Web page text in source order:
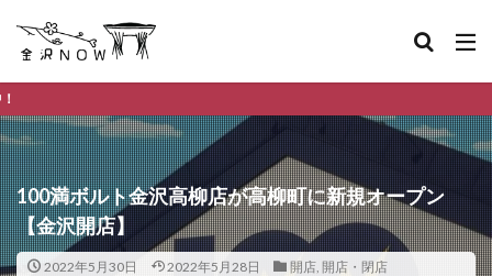
100満ボルト金沢高柳店が高柳町に新規オープン
【金沢開店】
2022年5月30日 2022年5月28日 開店, 開店・閉店